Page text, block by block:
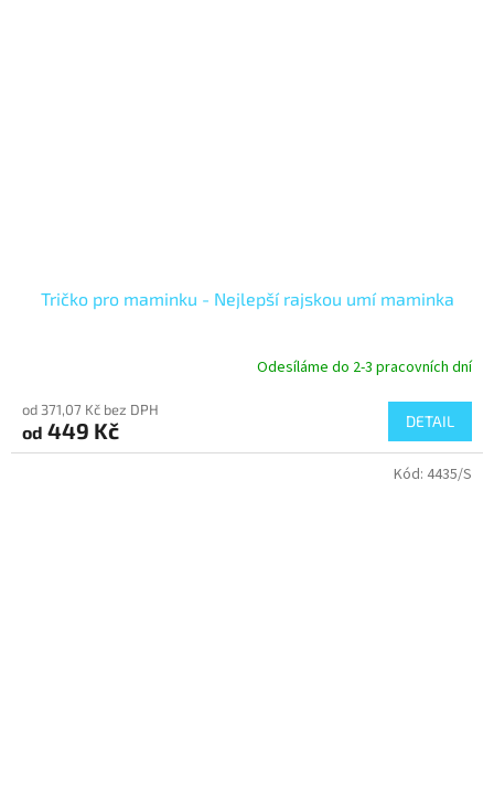
Tričko pro maminku - Nejlepší rajskou umí maminka
Odesíláme do 2-3 pracovních dní
od 371,07 Kč bez DPH
od 449 Kč DETAIL
Kód: 4435/S